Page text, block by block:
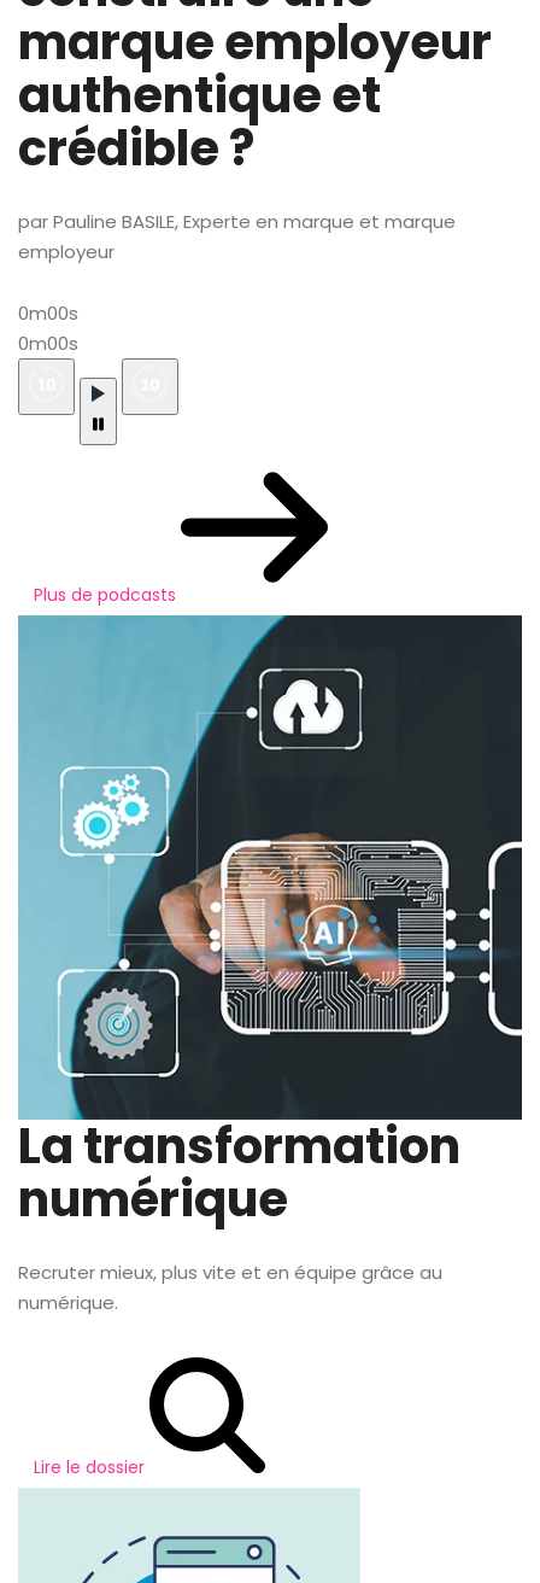
marque employeur
authentique et
crédible ?
par Pauline BASILE, Experte en marque et marque
employeur
0m00s
0m00s
Plus de podcasts
La transformation
numérique
Recruter mieux, plus vite et en équipe grâce au
numérique.
Lire le dossier